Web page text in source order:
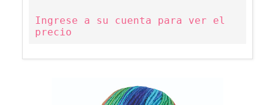
Ingrese a su cuenta para ver el
precio